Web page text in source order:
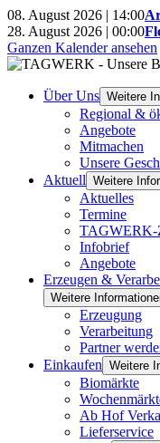
08. August 2026 | 14:00
28. August 2026 | 00:00
Ganzen Kalender ansehen
Über Uns Weitere
Regional &
Angebote
Mitmachen
Unsere
Aktuell Weitere
Aktuelles
Termine
TAGWERK-
Infobrief
Angebote
Erzeugen &
Weitere
Erzeugung
Verarbeitung
Partner
Einkaufen Weitere
Biomärkte
Ab Hof
Lieferservice